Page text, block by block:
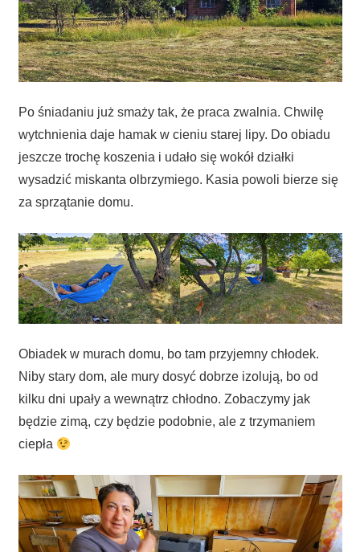
Po śniadaniu już smaży tak, że praca zwalnia. Chwilę
wytchnienia daje hamak w cieniu starej lipy. Do obiadu
jeszcze trochę koszenia i udało się wokół działki
wysadzić miskanta olbrzymiego. Kasia powoli bierze się
za sprzątanie domu.
Obiadek w murach domu, bo tam przyjemny chłodek.
Niby stary dom, ale mury dosyć dobrze izolują, bo od
kilku dni upały a wewnątrz chłodno. Zobaczymy jak
będzie zimą, czy będzie podobnie, ale z trzymaniem
ciepła